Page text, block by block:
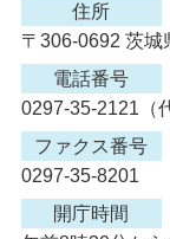
住所
〒306-0692 茨
電話番号
0297-35-2121（
ファクス番号
0297-35-8201
開庁時間